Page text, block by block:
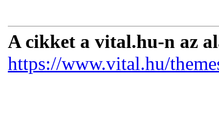
A cikket a vital.hu-n az
https://www.vital.hu/